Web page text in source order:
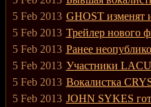
5 Feb 2013 GHOST изменят
5 Feb 2013 Трейлер нового
5 Feb 2013 Ранее
5 Feb 2013 Участники
5 Feb 2013 Вокалистка
5 Feb 2013 JOHN SYKES